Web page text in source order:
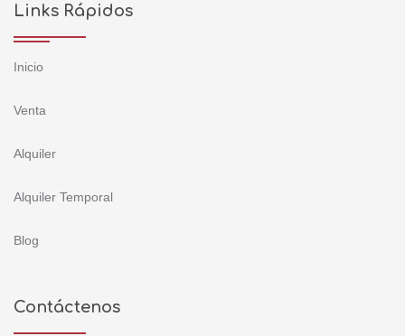
Links Rápidos
Inicio
Venta
Alquiler
Alquiler Temporal
Blog
Contáctenos